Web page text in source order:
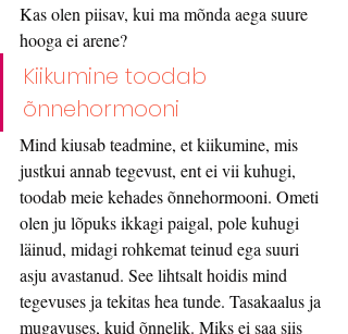
Kas olen piisav, kui ma mõnda aega suure
hooga ei arene?
Kiikumine toodab
õnnehormooni
Mind kiusab teadmine, et kiikumine, mis
justkui annab tegevust, ent ei vii kuhugi,
toodab meie kehades õnnehormooni. Ometi
olen ju lõpuks ikkagi paigal, pole kuhugi
läinud, midagi rohkemat teinud ega suuri
asju avastanud. See lihtsalt hoidis mind
tegevuses ja tekitas hea tunde. Tasakaalus ja
mugavuses, kuid õnnelik. Miks ei saa siis